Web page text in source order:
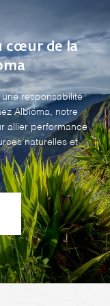
cœur de la
responsabilité
Albioma, notre
allier performance
naturelles et